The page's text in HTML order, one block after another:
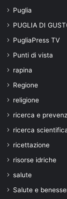
Puglia
PUGLIA DI
PugliaPress TV
Punti di vista
rapina
Regione
religione
ricerca e
ricerca
ricettazione
risorse idriche
salute
Salute e